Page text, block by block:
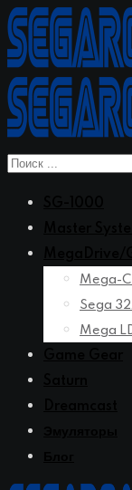
Перейти
к
контенту
Mega-
Sega
Mega